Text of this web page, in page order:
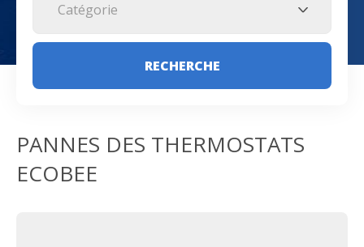
Catégorie
RECHERCHE
PANNES DES THERMOSTATS
ECOBEE